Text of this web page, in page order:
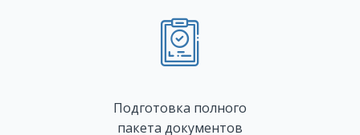
Подготовка полного
пакета документов